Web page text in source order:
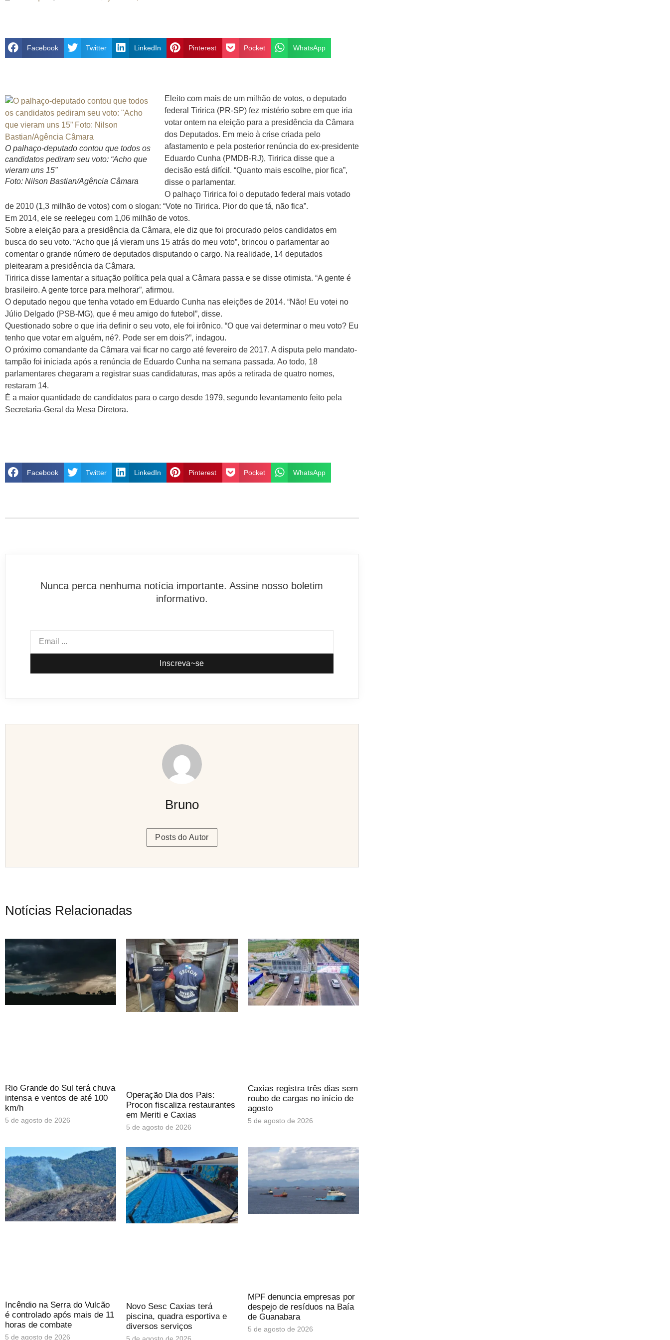
Facebook Twitter LinkedIn Pinterest Pocket WhatsApp
O palhaço-deputado contou que todos os
candidatos pediram seu voto: “Acho que
vieram uns 15”
Foto: Nilson Bastian/Agência Câmara
Eleito com mais de um milhão de votos, o deputado
federal Tiririca (PR-SP) fez mistério sobre em que iria
votar ontem na eleição para a presidência da Câmara
dos Deputados. Em meio à crise criada pelo
afastamento e pela posterior renúncia do ex-presidente
Eduardo Cunha (PMDB-RJ), Tiririca disse que a
decisão está difícil. “Quanto mais escolhe, pior fica”,
disse o parlamentar.
O palhaço Tiririca foi o deputado federal mais votado
de 2010 (1,3 milhão de votos) com o slogan: “Vote no Tiririca. Pior do que tá, não fica”.
Em 2014, ele se reelegeu com 1,06 milhão de votos.
Sobre a eleição para a presidência da Câmara, ele diz que foi procurado pelos candidatos em
busca do seu voto. “Acho que já vieram uns 15 atrás do meu voto”, brincou o parlamentar ao
comentar o grande número de deputados disputando o cargo. Na realidade, 14 deputados
pleitearam a presidência da Câmara.
Tiririca disse lamentar a situação política pela qual a Câmara passa e se disse otimista. “A gente é
brasileiro. A gente torce para melhorar”, afirmou.
O deputado negou que tenha votado em Eduardo Cunha nas eleições de 2014. “Não! Eu votei no
Júlio Delgado (PSB-MG), que é meu amigo do futebol”, disse.
Questionado sobre o que iria definir o seu voto, ele foi irônico. “O que vai determinar o meu voto? Eu
tenho que votar em alguém, né?. Pode ser em dois?”, indagou.
O próximo comandante da Câmara vai ficar no cargo até fevereiro de 2017. A disputa pelo mandato-
tampão foi iniciada após a renúncia de Eduardo Cunha na semana passada. Ao todo, 18
parlamentares chegaram a registrar suas candidaturas, mas após a retirada de quatro nomes,
restaram 14.
É a maior quantidade de candidatos para o cargo desde 1979, segundo levantamento feito pela
Secretaria-Geral da Mesa Diretora.
Facebook Twitter LinkedIn Pinterest Pocket WhatsApp
Nunca perca nenhuma notícia importante. Assine nosso boletim
informativo.
Inscreva~se
Bruno
Posts do Autor
Notícias Relacionadas
Rio Grande do Sul terá chuva
intensa e ventos de até 100
km/h
5 de agosto de 2026
Operação Dia dos Pais:
Procon fiscaliza restaurantes
em Meriti e Caxias
5 de agosto de 2026
Caxias registra três dias sem
roubo de cargas no início de
agosto
5 de agosto de 2026
Incêndio na Serra do Vulcão
é controlado após mais de 11
horas de combate
5 de agosto de 2026
Novo Sesc Caxias terá
piscina, quadra esportiva e
diversos serviços
MPF denuncia empresas por
despejo de resíduos na Baía
de Guanabara
5 de agosto de 2026